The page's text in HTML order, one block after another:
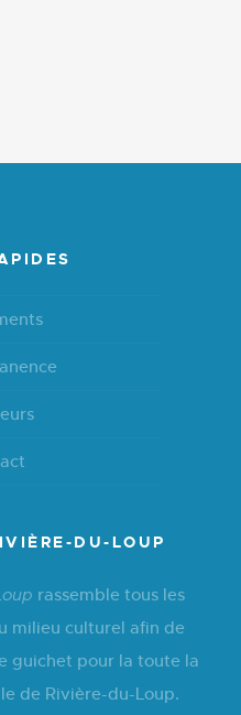
DU-LOUP
rassemble tous les
milieu culturel afin de
guichet pour la toute la
de Rivière-du-Loup.